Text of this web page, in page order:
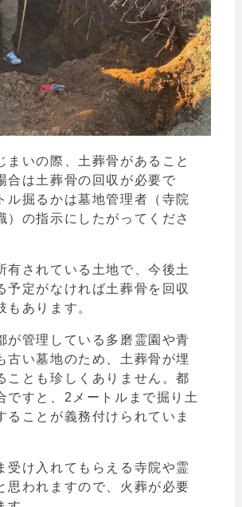
まいの際、土葬骨があること
合は土葬骨の回収が必要で
ル掘るかは墓地管理者（寺院
）の指示にしたがってくださ
有されている土地で、今後土
予定がなければ土葬骨を回収
もあります。
が管理している多磨霊園や青
古い墓地のため、土葬骨が埋
ことも珍しくありません。都
ですと、2メートルまで掘り土
ることが義務付けられていま
受け入れてもらえる寺院や霊
思われますので、火葬が必要